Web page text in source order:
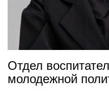
Отдел
молодежной